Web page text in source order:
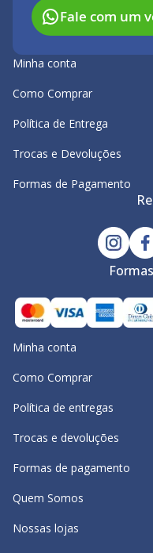
Fale com um
Minha conta
Como Comprar
Política de Entrega
Trocas e Devoluções
Formas de Pagamento
Minha conta
Como Comprar
Política de entregas
Trocas e devoluções
Formas de pagamento
Quem Somos
Nossas lojas